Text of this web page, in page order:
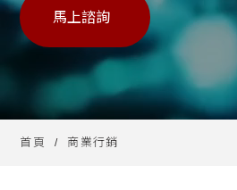
馬上諮詢
首頁 商業行銷